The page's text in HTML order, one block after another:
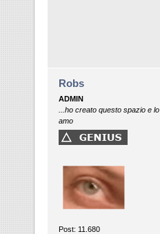
Robs
ADMIN
...ho creato questo spazio e lo
amo
Post: 11.680